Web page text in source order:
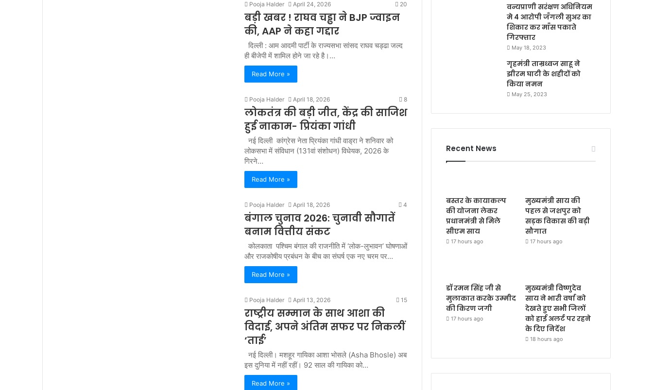
Pooja Halder April 24, 2026 20
बड़ी खबर ! राघव चड्ढा ने BJP ज्वाइन
की, AAP ने कहा गद्दार
दिल्ली : आम आदमी पार्टी के राज्यसभा सांसद राघव चड्ढा जल्द
ही बीजेपी में शामिल होने जा रहे है।…
Read More »
Pooja Halder April 18, 2026 8
लोकतंत्र की बड़ी जीत, केंद्र की साजिश
हुई नाकाम- प्रियंका गांधी
नई दिल्ली कांग्रेस नेता प्रियंका गांधी वाड्रा ने शनिवार को
लोकसभा में संविधान (131वां संशोधन) विधेयक, 2026 के
गिरने…
Read More »
Pooja Halder April 18, 2026 4
बंगाल चुनाव 2026: चुनावी सौगातें
बनाम वित्तीय संकट
कोलकाता पश्चिम बंगाल की राजनीति में ‘लोक-लुभावन’ घोषणाओं
और राजकोषीय प्रबंधन के बीच का संघर्ष एक नए चरम पर…
Read More »
Pooja Halder April 13, 2026 15
राष्ट्रीय सम्मान के साथ आशा की
विदाई, अपने अंतिम सफर पर निकलीं
‘ताई’
नई दिल्ली। मशहूर गायिका आशा भोसले (Asha Bhosle) अब
इस दुनिया में नहीं रहीं। 92 साल की गायिका को…
Read More »
वन्यप्राणी सरंक्षण अधिनियम
मे 4 आरोपी जँगली सुअर का
शिकार कर माँस पकाते
गिरफ्तार
May 18, 2023
गृहमंत्री ताम्रध्वज साहू ने
झीरम घाटी के शहीदों को
किया नमन
May 25, 2023
Recent News
बस्तर के कायाकल्प
की योजना लेकर
प्रधानमंत्री से मिले
सीएम साय
17 hours ago
मुख्यमंत्री साय की
पहल से जशपुर को
सड़क विकास की बड़ी
सौगात
17 hours ago
डॉ रमन सिंह जी से
मुलाकात करके उम्मीद
की किरण जगी
17 hours ago
मुख्यमंत्री विष्णुदेव
साय ने भारी वर्षा को
देखते हुए सभी जिलों
को हाई अलर्ट पर रहने
के दिए निर्देश
18 hours ago